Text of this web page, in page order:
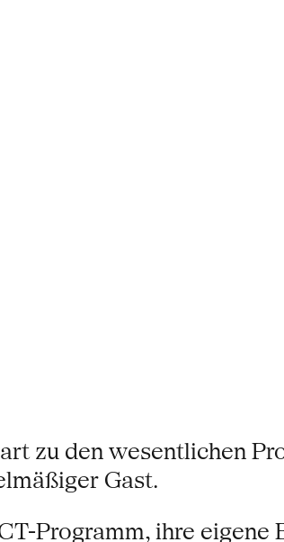
zu den wesentlichen
Gast.
Programm, ihre